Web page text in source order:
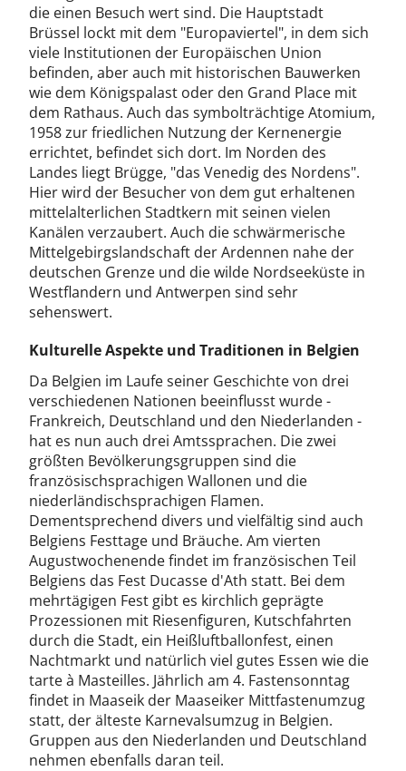
die einen Besuch wert sind. Die Hauptstadt
Brüssel lockt mit dem "Europaviertel", in dem sich
viele Institutionen der Europäischen Union
befinden, aber auch mit historischen Bauwerken
wie dem Königspalast oder den Grand Place mit
dem Rathaus. Auch das symbolträchtige Atomium,
1958 zur friedlichen Nutzung der Kernenergie
errichtet, befindet sich dort. Im Norden des
Landes liegt Brügge, "das Venedig des Nordens".
Hier wird der Besucher von dem gut erhaltenen
mittelalterlichen Stadtkern mit seinen vielen
Kanälen verzaubert. Auch die schwärmerische
Mittelgebirgslandschaft der Ardennen nahe der
deutschen Grenze und die wilde Nordseeküste in
Westflandern und Antwerpen sind sehr
sehenswert.
Kulturelle Aspekte und Traditionen in Belgien
Da Belgien im Laufe seiner Geschichte von drei
verschiedenen Nationen beeinflusst wurde -
Frankreich, Deutschland und den Niederlanden -
hat es nun auch drei Amtssprachen. Die zwei
größten Bevölkerungsgruppen sind die
französischsprachigen Wallonen und die
niederländischsprachigen Flamen.
Dementsprechend divers und vielfältig sind auch
Belgiens Festtage und Bräuche. Am vierten
Augustwochenende findet im französischen Teil
Belgiens das Fest Ducasse d'Ath statt. Bei dem
mehrtägigen Fest gibt es kirchlich geprägte
Prozessionen mit Riesenfiguren, Kutschfahrten
durch die Stadt, ein Heißluftballonfest, einen
Nachtmarkt und natürlich viel gutes Essen wie die
tarte à Masteilles. Jährlich am 4. Fastensonntag
findet in Maaseik der Maaseiker Mittfastenumzug
statt, der älteste Karnevalsumzug in Belgien.
Gruppen aus den Niederlanden und Deutschland
nehmen ebenfalls daran teil.